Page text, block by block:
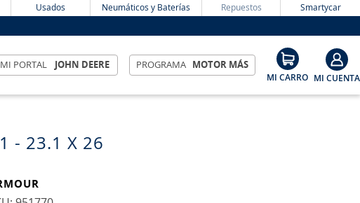
Usados Neumáticos y Baterías Repuestos Smartycar
MI PORTAL JOHN DEERE PROGRAMA MOTOR MÁS
- 23.1 X 26